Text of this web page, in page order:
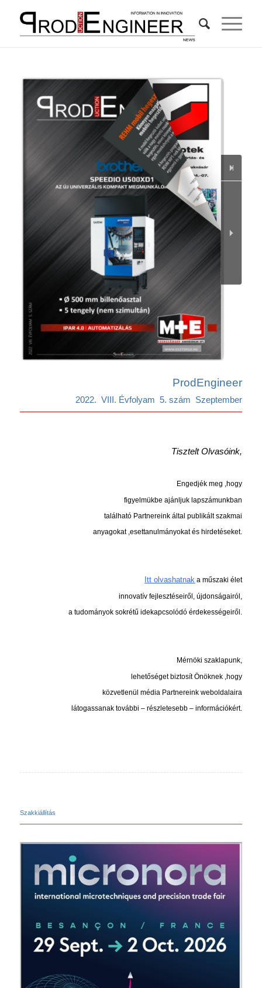
ProdEngineer
2022. VIII. Évfolyam 5. szám Szeptember
Tisztelt Olvasóink,
Engedjék meg ,hogy
figyelmükbeajánljuk lapszámunkban
található Partnereinkáltalpublikáltszakmai
anyagokat ,esettanulmányokat és hirdetéseket.
Itt olvashatnak a műszaki élet
innovatív fejlesztéseiről,újdonságairól,
a tudományok sokrétű idekapcsolódó érdekességeiről.
Mérnöki szaklapunk,
lehetőségetbiztosít Önöknek ,hogy
közvetlenül média Partnereinkweboldalaira
látogassanak további – részletesebb – információkért.
Szakkiállítás